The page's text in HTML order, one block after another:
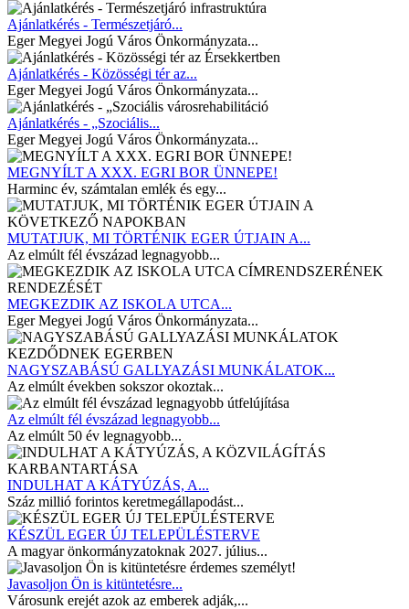
Ajánlatkérés - Természetjáró...
Eger Megyei Jogú Város Önkormányzata...
Ajánlatkérés - Közösségi tér az...
Eger Megyei Jogú Város Önkormányzata...
Ajánlatkérés - „Szociális...
Eger Megyei Jogú Város Önkormányzata...
MEGNYÍLT A XXX. EGRI BOR ÜNNEPE!
Harminc év, számtalan emlék és egy...
MUTATJUK, MI TÖRTÉNIK EGER ÚTJAIN A...
Az elmúlt fél évszázad legnagyobb...
MEGKEZDIK AZ ISKOLA UTCA...
Eger Megyei Jogú Város Önkormányzata...
NAGYSZABÁSÚ GALLYAZÁSI MUNKÁLATOK...
Az elmúlt években sokszor okoztak...
Az elmúlt fél évszázad legnagyobb...
Az elmúlt 50 év legnagyobb...
INDULHAT A KÁTYÚZÁS, A...
Száz millió forintos keretmegállapodást...
KÉSZÜL EGER ÚJ TELEPÜLÉSTERVE
A magyar önkormányzatoknak 2027. július...
Javasoljon Ön is kitüntetésre...
Városunk erejét azok az emberek adják,...